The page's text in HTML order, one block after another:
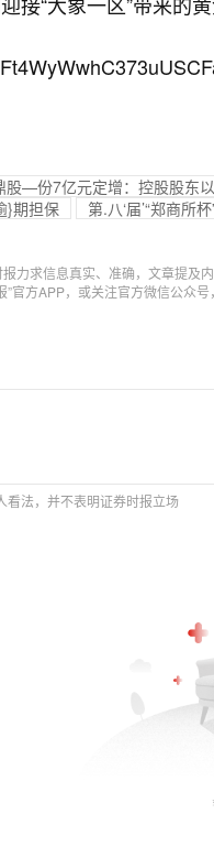
股—份7亿元定增：控股股东
}期担保
第.八‘届’“郑商所
力求信息真实、准确，文章提及
”官方APP，或关注官方微信公众
看法，并不表明证券时报立场